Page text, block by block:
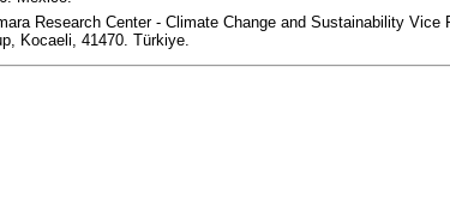
Research Center - Climate Change and Sustainability Vice
Kocaeli, 41470. Türkiye.